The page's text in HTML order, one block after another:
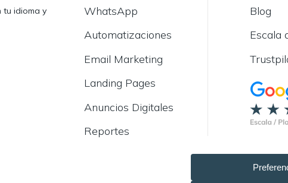
tu idioma y
WhatsApp
Automatizaciones
Email Marketing
Landing Pages
Anuncios Digitales
Reportes
Blog
Escala